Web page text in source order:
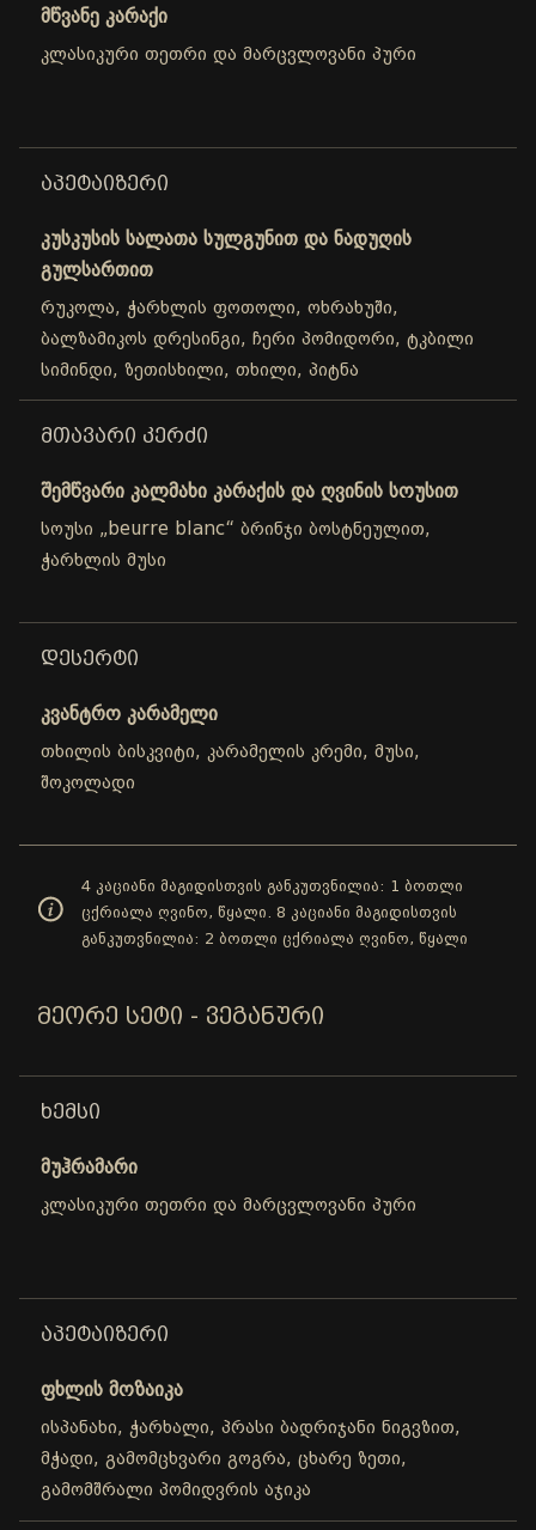
მწვანე კარაქი
კლასიკური თეთრი და მარცვლოვანი პური
ᲐᲞᲔᲢᲐᲘᲖᲔᲠᲘ
კუსკუსის სალათა სულგუნით და ნადუღის
გულსართით
რუკოლა, ჭარხლის ფოთოლი, ოხრახუში,
ბალზამიკოს დრესინგი, ჩერი პომიდორი, ტკბილი
სიმინდი, ზეთისხილი, თხილი, პიტნა
ᲛᲗᲐᲕᲐᲠᲘ ᲙᲔᲠᲫᲘ
შემწვარი კალმახი კარაქის და ღვინის სოუსით
სოუსი „beurre blanc“ ბრინჯი ბოსტნეულით,
ჭარხლის მუსი
ᲓᲔᲡᲔᲠᲢᲘ
კვანტრო კარამელი
თხილის ბისკვიტი, კარამელის კრემი, მუსი,
შოკოლადი
4 კაციანი მაგიდისთვის განკუთვნილია: 1 ბოთლი
ცქრიალა ღვინო, წყალი. 8 კაციანი მაგიდისთვის
განკუთვნილია: 2 ბოთლი ცქრიალა ღვინო, წყალი
ᲛᲔᲝᲠᲔ ᲡᲔᲢᲘ - ᲕᲔᲒᲐᲜᲣᲠᲘ
ᲮᲔᲛᲡᲘ
მუჰრამარი
კლასიკური თეთრი და მარცვლოვანი პური
ᲐᲞᲔᲢᲐᲘᲖᲔᲠᲘ
ფხლის მოზაიკა
ისპანახი, ჭარხალი, პრასი ბადრიჯანი ნიგვზით,
მჭადი, გამომცხვარი გოგრა, ცხარე ზეთი,
გამომშრალი პომიდვრის აჯიკა